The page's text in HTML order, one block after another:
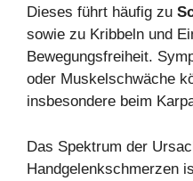
Dieses führt häufig zu
sowie zu Kribbeln und
Bewegungsfreiheit.
oder Muskelschwäche
insbesondere beim
Das Spektrum der
Handgelenkschmerzen